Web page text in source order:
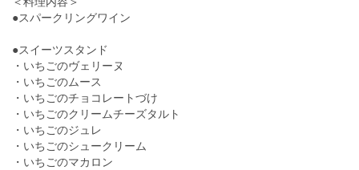
●スパークリングワイン
●スイーツスタンド
・いちごのヴェリーヌ
・いちごのムース
・いちごのチョコレートづけ
・いちごのクリームチーズタルト
・いちごのジュレ
・いちごのシュークリーム
・いちごのマカロン